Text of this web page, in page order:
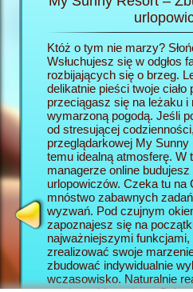
Któż o tym nie marzy?
Wsłuchujesz się w odgłos
rozbijających się o brzeg.
delikatnie pieści twoje
przeciągasz się na leżaku i
wymarzoną pogodą. Jeśli
od stresującej
przeglądarkowej My
temu idealną atmosferę. W
managerze online budujesz
urlopowiczów. Czeka tu na
mnóstwo zabawnych
wyzwań. Pod czujnym
zapoznajesz się na
najważniejszymi funkcjami,
zrealizować swoje
zbudować indywidualnie
wczasowisko. Naturalnie